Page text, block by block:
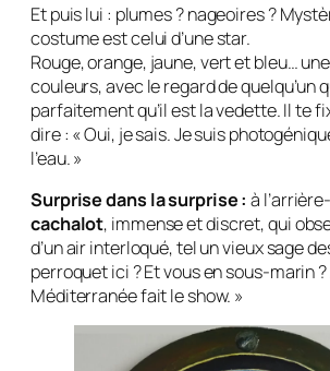
Et puislui : plumes ? nageoires ?
costume est celui d’une star.
Rouge, orange, jaune, vert et bleu…
couleurs, avec le regard de quelqu’un
parfaitement qu’il est la vedette. Il te
dire : « Oui, je sais. Je suis
l’eau. »
Surprise dans la surprise : à
cachalot, immense et discret, qui
d’un air interloqué, tel un vieux sage
perroquet ici ? Et vous en sous-marin ?
Méditerranée fait le show. »